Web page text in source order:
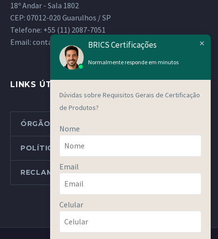
18º Andar - Sala 1802
CEP: 07012-020 Guarulhos / SP
Telefone: +55 (11) 2087-7051
Email: contato@bricsgroup.com.br
LINKS ÚTEIS
ÓRGÃOS METROLÓGICOS ESTADUAIS
POLÍTICAS E PROCEDIMENTOS
RECLAMAÇÕES OU DENÚNCIAS
BRICS Certificações
Normalmente responde em minutos
Dúvidas sobre Requisitos Gerais de Certificação
de Produtos?
Nome
Email
Celular